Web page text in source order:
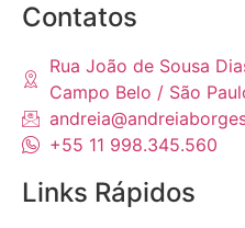
Contatos
Rua João de Sousa
Campo Belo / São
+55 11 998.345.560
Links Rápidos